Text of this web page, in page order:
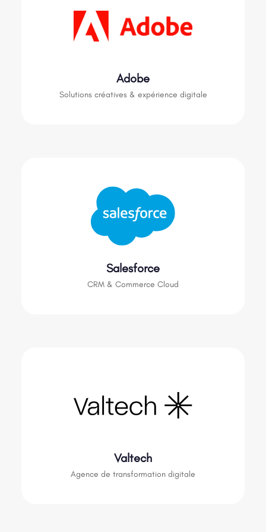
Adobe
Solutions créatives & expérience digitale
Salesforce
CRM & Commerce Cloud
Valtech
Agence de transformation digitale